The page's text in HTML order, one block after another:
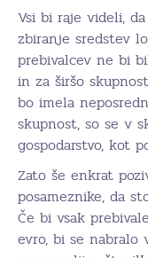
Vsi bi raje videli,
zbiranje sredstev
prebivalcev ne bi
in za širšo
bo imela
skupnost, so se v
gospodarstvo, kot
Zato še enkrat
posameznike, da
Če bi vsak
evro, bi se nabralo